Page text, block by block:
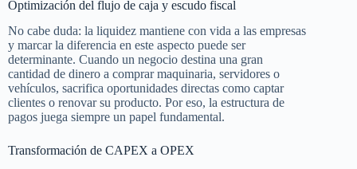
Optimización del flujo de caja y escudo fiscal
No cabe duda: la liquidez mantiene con vida a las empresas
y marcar la diferencia en este aspecto puede ser
determinante. Cuando un negocio destina una gran
cantidad de dinero a comprar maquinaria, servidores o
vehículos, sacrifica oportunidades directas como captar
clientes o renovar su producto. Por eso, la estructura de
pagos juega siempre un papel fundamental.
Transformación de CAPEX a OPEX